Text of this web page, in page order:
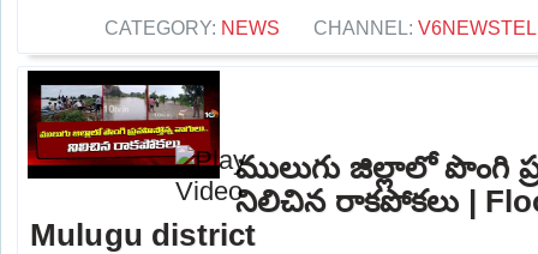
CATEGORY: NEWS CHANNEL:
ములుగు జిల్లాలో పొంగి
నిలిచిన రాకపోకలు |
Mulugu district